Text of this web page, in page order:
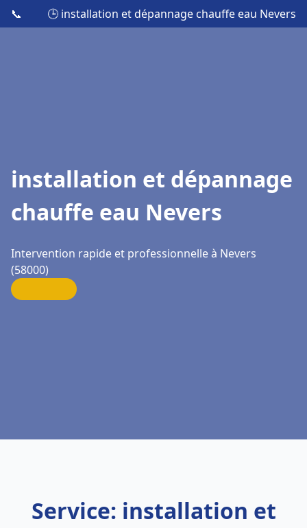
📞 🕒 installation et dépannage chauffe eau Nevers
installation et dépannage
chauffe eau Nevers
Intervention rapide et professionnelle à Nevers
(58000)
Service: installation et